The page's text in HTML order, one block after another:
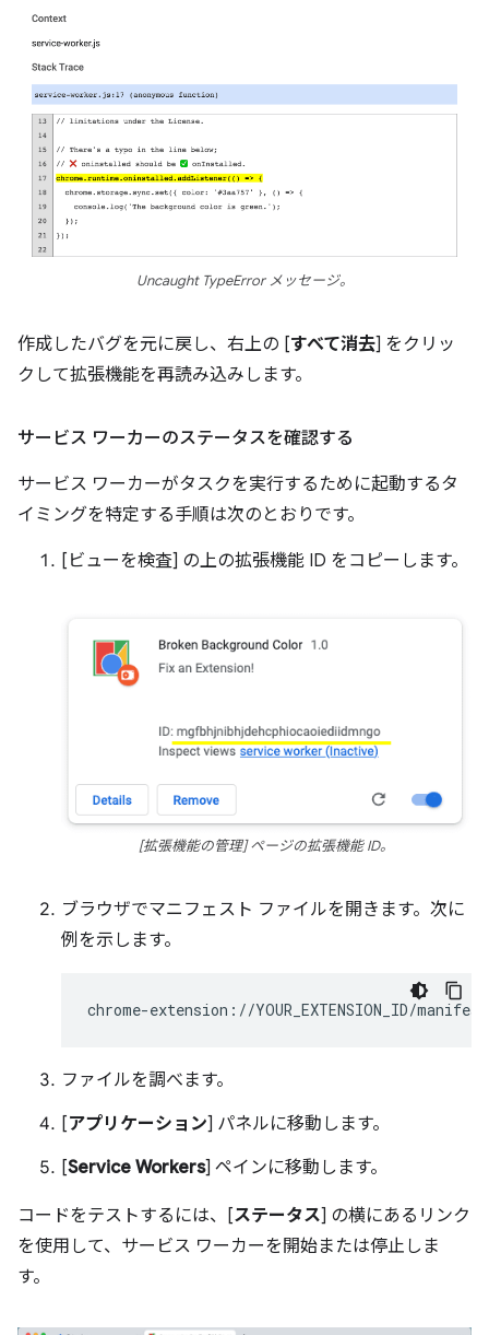
Uncaught TypeError メッセージ。
作成したバグを元に戻し、右上の [すべて消去] をクリッ
クして拡張機能を再読み込みします。
サービス ワーカーのステータスを確認する
サービス ワーカーがタスクを実行するために起動するタ
イミングを特定する手順は次のとおりです。
[ビューを検査] の上の拡張機能 ID をコピーします。
[拡張機能の管理] ページの拡張機能 ID。
ブラウザでマニフェスト ファイルを開きます。次に
例を示します。
ファイルを調べます。
[アプリケーション] パネルに移動します。
[Service Workers] ペインに移動します。
コードをテストするには、[ステータス] の横にあるリンク
を使用して、サービス ワーカーを開始または停止しま
す。